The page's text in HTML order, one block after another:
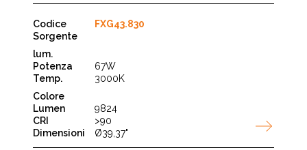
FXG43.830
67W
3000K
9824
>90
Ø39,37"